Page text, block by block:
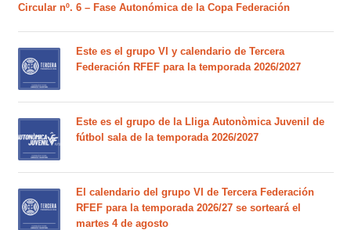
Circular nº. 6 – Fase Autonómica de la Copa Federación
Este es el grupo VI y calendario de Tercera
Federación RFEF para la temporada 2026/2027
Este es el grupo de la Lliga Autonòmica Juvenil de
fútbol sala de la temporada 2026/2027
El calendario del grupo VI de Tercera Federación
RFEF para la temporada 2026/27 se sorteará el
martes 4 de agosto